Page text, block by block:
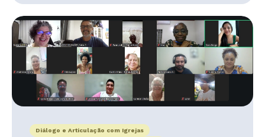
Diálogo e Articulação com Igrejas